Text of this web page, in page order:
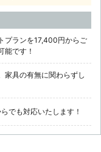
プランを17,400円からご
能です！
家具の有無に関わらずし
でも対応いたします！